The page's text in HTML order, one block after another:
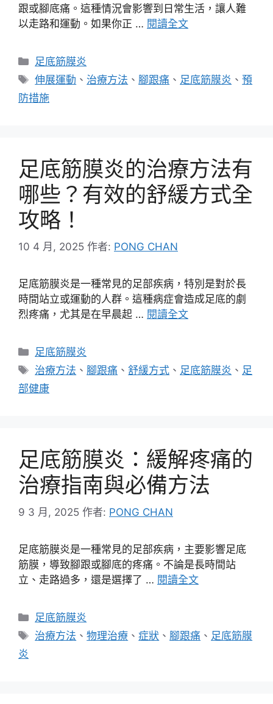
跟或腳底痛。這種情況會影響到日常生活，讓人難
以走路和運動。如果你正 … 閱讀全文
分
類
足底筋膜炎
標
籤
伸展運動 、 治療方法 、 腳跟痛 、 足底筋膜炎 、預
防措施
足底筋膜炎的治療方法有
哪些？有效的舒緩方式全
攻略！
10 4 月, 2025 作者: PONG CHAN
足底筋膜炎是一種常見的足部疾病，特別是對於長
時間站立或運動的人群。這種病症會造成足底的劇
烈疼痛，尤其是在早晨起 … 閱讀全文
分
類
足底筋膜炎
標
籤
治療方法 、 腳跟痛 、舒緩方式 、 足底筋膜炎 、 足
部健康
足底筋膜炎：緩解疼痛的
治療指南與必備方法
9 3 月, 2025 作者: PONG CHAN
足底筋膜炎是一種常見的足部疾病，主要影響足底
筋膜，導致腳跟或腳底的疼痛。不論是長時間站
立、走路過多，還是選擇了 … 閱讀全文
分
類
足底筋膜炎
標
治療方法 、物理治療 、症狀 、 腳跟痛 、 足底筋膜
炎